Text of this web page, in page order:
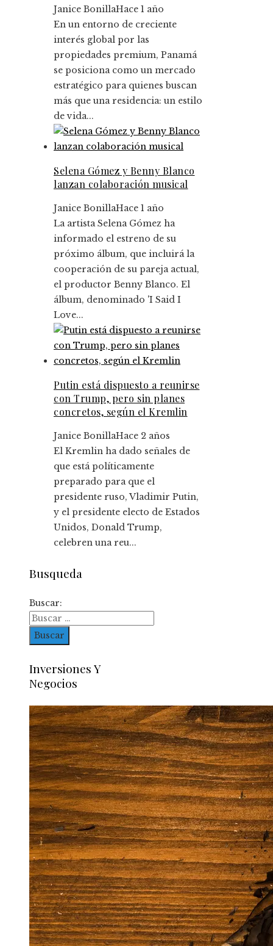
Janice BonillaHace 1 año
En un entorno de creciente
interés global por las
propiedades premium, Panamá
se posiciona como un mercado
estratégico para quienes buscan
más que una residencia: un estilo
de vida...
Selena Gómez y Benny Blanco
lanzan colaboración musical
Janice BonillaHace 1 año
La artista Selena Gómez ha
informado el estreno de su
próximo álbum, que incluirá la
cooperación de su pareja actual,
el productor Benny Blanco. El
álbum, denominado 'I Said I
Love...
Putin está dispuesto a reunirse
con Trump, pero sin planes
concretos, según el Kremlin
Janice BonillaHace 2 años
El Kremlin ha dado señales de
que está políticamente
preparado para que el
presidente ruso, Vladimir Putin,
y el presidente electo de Estados
Unidos, Donald Trump,
celebren una reu...
Busqueda
Buscar:
Inversiones Y
Negocios